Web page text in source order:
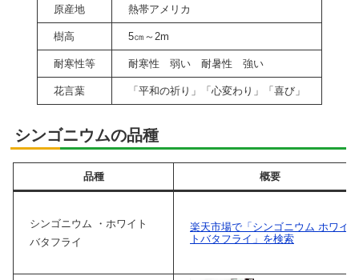
原産地 熱帯アメリカ
樹高 5㎝～2m
耐寒性等 耐寒性 弱い 耐暑性 強い
花言葉 「平和の祈り」「心変わり」「喜び」
シンゴニウムの品種
品種 概要
シンゴニウム ・ホワイト
バタフライ
楽天市場で「シンゴニウム ホワイ
トバタフライ」を検索